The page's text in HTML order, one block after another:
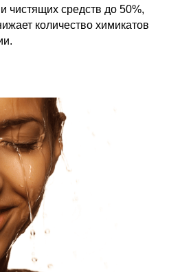
чистящих средств до 50%,
количество химикатов